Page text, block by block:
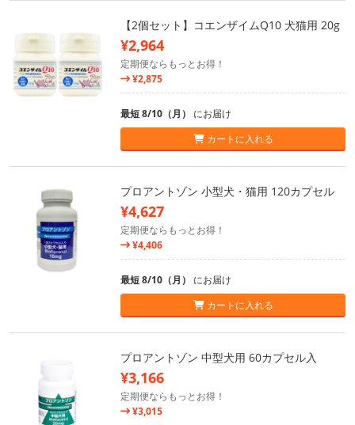
【2個セット】コエンザイムQ10 犬猫用 20g
¥2,964
定期便ならもっとお得！
¥2,875
最短 8/10（月） にお届け
カートに入れる
プロアントゾン 小型犬・猫用 120カプセル
¥4,627
定期便ならもっとお得！
¥4,406
最短 8/10（月） にお届け
カートに入れる
プロアントゾン 中型犬用 60カプセル入
¥3,166
定期便ならもっとお得！
¥3,015